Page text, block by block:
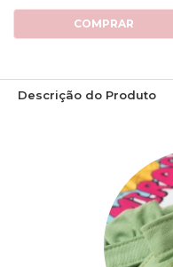
COMPRAR
Descrição do Produto